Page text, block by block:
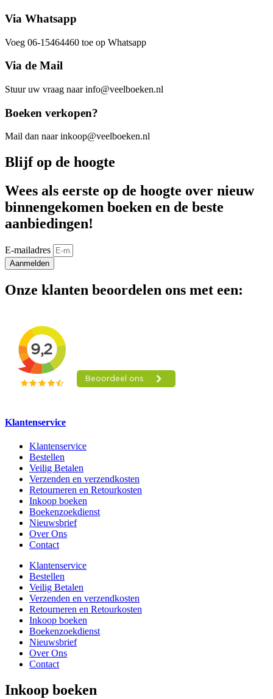
Via Whatsapp
Voeg 06-15464460 toe op Whatsapp
Via de Mail
Stuur uw vraag naar info@veelboeken.nl
Boeken verkopen?
Mail dan naar inkoop@veelboeken.nl
Blijf op de hoogte
Wees als eerste op de hoogte over nieuw
binnengekomen boeken en de beste
aanbiedingen!
E-mailadres
Aanmelden
Onze klanten beoordelen ons met een:
Klantenservice
Klantenservice
Bestellen
Veilig Betalen
Verzenden en verzendkosten
Retourneren en Retourkosten
Inkoop boeken
Boekenzoekdienst
Nieuwsbrief
Over Ons
Contact
Klantenservice
Bestellen
Veilig Betalen
Verzenden en verzendkosten
Retourneren en Retourkosten
Inkoop boeken
Boekenzoekdienst
Nieuwsbrief
Over Ons
Contact
Inkoop boeken